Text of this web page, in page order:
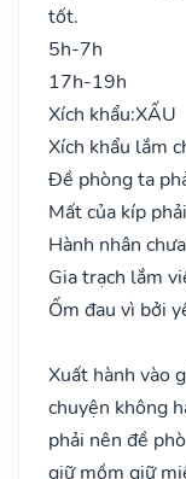
tốt.
5h-7h
17h-19h
Xích khẩu:XẤU
Xích khẩu lắm
Đề phòng ta
Mất của kíp
Hành nhân
Gia trạch lắm
Ốm đau vì bởi
Xuất hành vào
chuyện không
phải nên đề
giữ mồm giữ